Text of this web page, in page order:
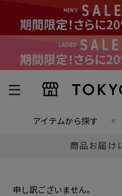
アイテムから探す
商品お届け
申し訳ございません。